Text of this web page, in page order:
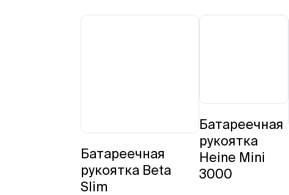
Батареечная
рукоятка Beta
Slim
Батареечная
рукоятка
Heine Mini
3000